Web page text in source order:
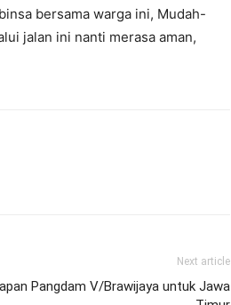
bersama warga ini, Mudah-
jalan ini nanti merasa aman,
Next article
Pangdam V/Brawijaya untuk Jawa